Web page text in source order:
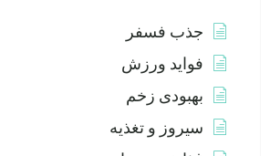
جذب فسفر
فواید ورزش
بهبودی زخم
سیروز و تغذیه